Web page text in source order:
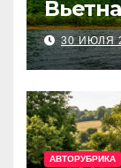
счёт:
банки
30 ИЮЛЯ
АВТОРУБРИКА